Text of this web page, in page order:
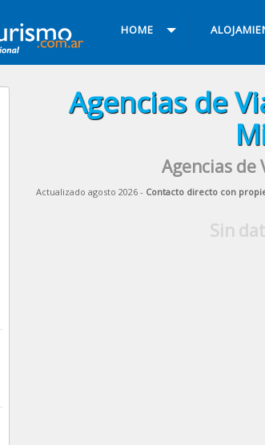
HOME
Agencias de
Agencias de
Actualizado agosto 2026 - Contacto directo con
Sin